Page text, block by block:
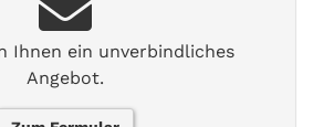
Ihnen ein unverbindliches
Angebot.